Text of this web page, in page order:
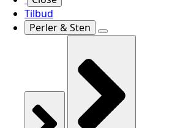
Tilbud
Perler & Sten